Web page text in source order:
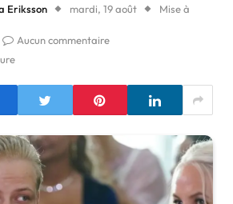
Eriksson mardi, 19 août Mise à
Aucun commentaire